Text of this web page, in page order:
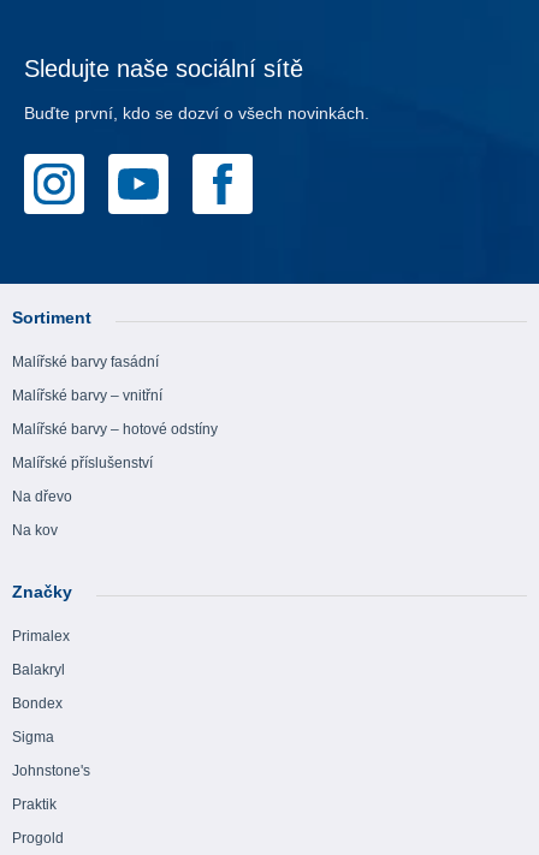
Sledujte naše sociální sítě
Buďte první, kdo se dozví o všech novinkách.
Sortiment
Malířské barvy fasádní
Malířské barvy – vnitřní
Malířské barvy – hotové odstíny
Malířské příslušenství
Na dřevo
Na kov
Značky
Primalex
Balakryl
Bondex
Sigma
Johnstone's
Praktik
Progold